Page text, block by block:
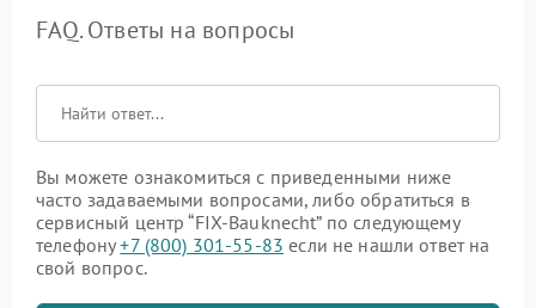
FAQ. Ответы на вопросы
Вы можете ознакомиться с приведенными ниже
часто задаваемыми вопросами, либо обратиться в
сервисный центр “FIX-Bauknecht” по следующему
телефону+7 (800) 301-55-83 если не нашли ответ на
свой вопрос.